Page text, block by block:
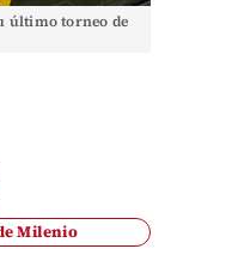
último torneo de
Milenio